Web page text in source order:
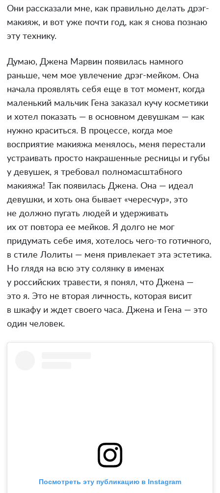
Они рассказали мне, как правильно делать дрэг-
макияж, и вот уже почти год, как я снова познаю
эту технику.
Думаю, Джена Марвин появилась намного
раньше, чем мое увлечение дрэг-мейком. Она
начала проявлять себя еще в тот момент, когда
маленький мальчик Гена заказал кучу косметики
и хотел показать — в основном девушкам — как
нужно краситься. В процессе, когда мое
восприятие макияжа менялось, меня перестали
устраивать просто накрашенные ресницы и губы
у девушек, я требовал полномасштабного
макияжа! Так появилась Джена. Она — идеал
девушки, и хоть она бывает «чересчур», это
не должно пугать людей и удерживать
их от повтора ее мейков. Я долго не мог
придумать себе имя, хотелось чего-то готичного,
в стиле Лолиты — меня привлекает эта эстетика.
Но глядя на всю эту солянку в именах
у российских травести, я понял, что Джена —
это я. Это не вторая личность, которая висит
в шкафу и ждет своего часа. Джена и Гена — это
один человек.
Посмотреть эту публикацию в Instagram